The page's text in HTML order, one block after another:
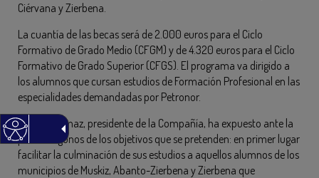
Ciérvana y Zierbena.
La cuantía de las becas será de 2.000 euros para el Ciclo
Formativo de Grado Medio (CFGM) y de 4.320 euros para el Ciclo
Formativo de Grado Superior (CFGS). El programa va dirigido a
los alumnos que cursan estudios de Formación Profesional en las
especialidades demandadas por Petronor.
Josu Jon Imaz, presidente de la Compañía, ha expuesto ante la
prensa algunos de los objetivos que se pretenden: en primer lugar
facilitar la culminación de sus estudios a aquellos alumnos de los
municipios de Muskiz, Abanto-Zierbena y Zierbena que